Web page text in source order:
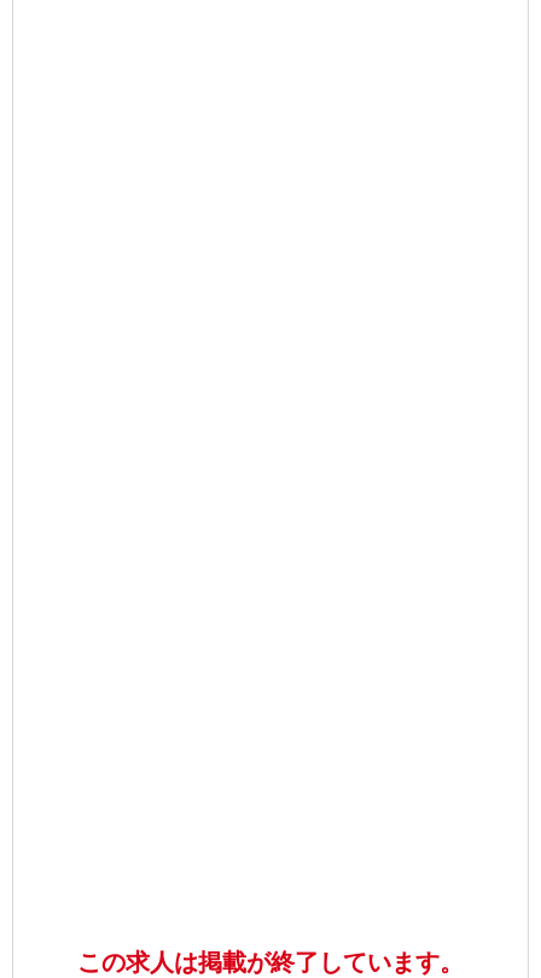
この求人は掲載が終了しています。